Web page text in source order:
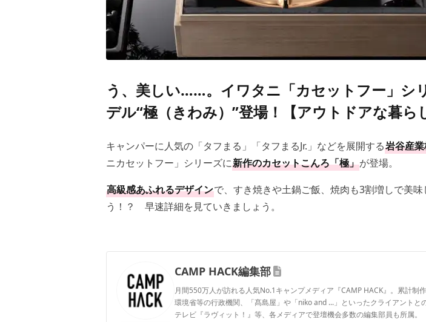
う、美しい……。イワタニ「カセットフー」シ
デル“極（きわみ）”登場！【アウトドアな暮ら
キャンパーに人気の「タフまる」「タフまるJr.」などを展開する岩谷産
ニカセットフー」シリーズに新作のカセットこんろ「極」が登場。
高級感あふれるデザインで、すき焼きや土鍋ご飯、焼肉も3割増しで美
う！？ 早速詳細を見ていきましょう。
CAMP HACK編集部
月間550万人が訪れる人気No.1キャンプメディア『CAMP HACK』。累計制
環境省等の行政機関、「髙島屋」や「niko and ...」といったクライアントと
テレビ『ラヴィット！』等、各メディアで登壇機会多数の編集部員も所属。